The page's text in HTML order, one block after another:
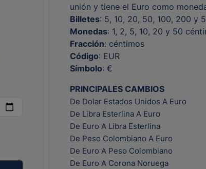
unión y tiene el Euro como
Billetes: 5, 10, 20, 50, 100, 200 y
Monedas: 1, 2, 5, 10, 20 y 50
Fracción: céntimos
Código: EUR
Símbolo: €
PRINCIPALES CAMBIOS
De Dolar Estados Unidos A Euro
De Libra Esterlina A Euro
De Euro A Libra Esterlina
De Peso Colombiano A Euro
De Euro A Peso Colombiano
De Euro A Corona Noruega